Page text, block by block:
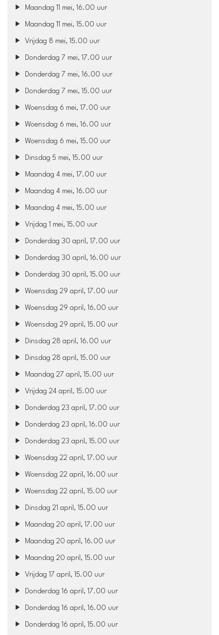
Maandag 11 mei, 16.00 uur
Maandag 11 mei, 15.00 uur
Vrijdag 8 mei, 15.00 uur
Donderdag 7 mei, 17.00 uur
Donderdag 7 mei, 16.00 uur
Donderdag 7 mei, 15.00 uur
Woensdag 6 mei, 17.00 uur
Woensdag 6 mei, 16.00 uur
Woensdag 6 mei, 15.00 uur
Dinsdag 5 mei, 15.00 uur
Maandag 4 mei, 17.00 uur
Maandag 4 mei, 16.00 uur
Maandag 4 mei, 15.00 uur
Vrijdag 1 mei, 15.00 uur
Donderdag 30 april, 17.00 uur
Donderdag 30 april, 16.00 uur
Donderdag 30 april, 15.00 uur
Woensdag 29 april, 17.00 uur
Woensdag 29 april, 16.00 uur
Woensdag 29 april, 15.00 uur
Dinsdag 28 april, 16.00 uur
Dinsdag 28 april, 15.00 uur
Maandag 27 april, 15.00 uur
Vrijdag 24 april, 15.00 uur
Donderdag 23 april, 17.00 uur
Donderdag 23 april, 16.00 uur
Donderdag 23 april, 15.00 uur
Woensdag 22 april, 17.00 uur
Woensdag 22 april, 16.00 uur
Woensdag 22 april, 15.00 uur
Dinsdag 21 april, 15.00 uur
Maandag 20 april, 17.00 uur
Maandag 20 april, 16.00 uur
Maandag 20 april, 15.00 uur
Vrijdag 17 april, 15.00 uur
Donderdag 16 april, 17.00 uur
Donderdag 16 april, 16.00 uur
Donderdag 16 april, 15.00 uur